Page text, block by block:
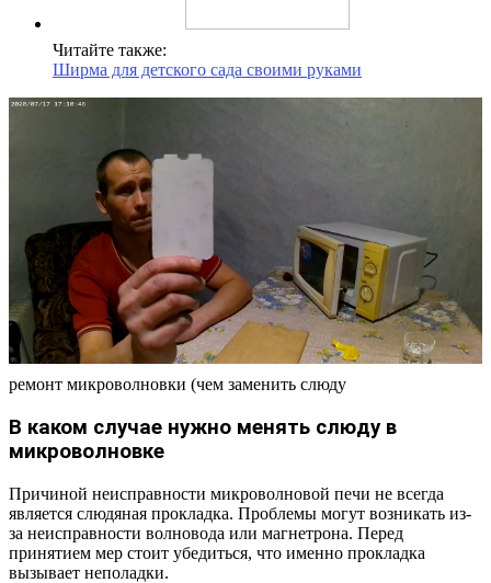
Читайте также:
Ширма для детского сада своими руками
ремонт микроволновки (чем заменить слюду
В каком случае нужно менять слюду в
микроволновке
Причиной неисправности микроволновой печи не всегда
является слюдяная прокладка. Проблемы могут возникать из-
за неисправности волновода или магнетрона. Перед
принятием мер стоит убедиться, что именно прокладка
вызывает неполадки.